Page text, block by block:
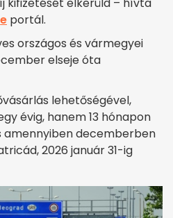
portál.
országos és vármegyei
elseje óta
lehetőségével,
évig, hanem 13 hónapon
amennyiben decemberben
2026 január 31-ig